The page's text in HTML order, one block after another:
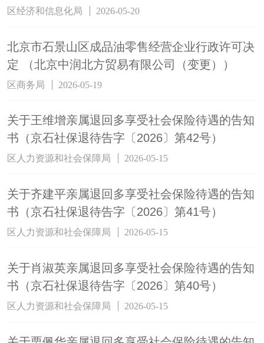
区经济和信息化局 2026-05-20
北京市石景山区成品油零售经营企业行政许可决
定 （北京中润北方贸易有限公司（变更））
区商务局 2026-05-19
关于王维增亲属退回多享受社会保险待遇的告知
书（京石社保退待告字〔2026〕第42号）
区人力资源和社会保障局 2026-05-15
关于齐建平亲属退回多享受社会保险待遇的告知
书（京石社保退待告字〔2026〕第41号）
区人力资源和社会保障局 2026-05-15
关于肖淑英亲属退回多享受社会保险待遇的告知
书（京石社保退待告字〔2026〕第40号）
区人力资源和社会保障局 2026-05-15